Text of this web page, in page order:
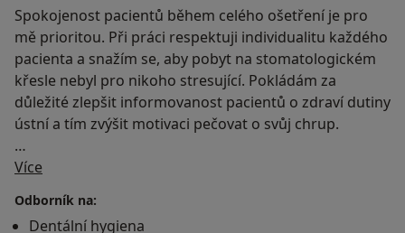
Spokojenost pacientů během celého ošetření je pro
mě prioritou. Při práci respektuji individualitu každého
pacienta a snažím se, aby pobyt na stomatologickém
křesle nebyl pro nikoho stresující. Pokládám za
důležité zlepšit informovanost pacientů o zdraví dutiny
ústní a tím zvýšit motivaci pečovat o svůj chrup.
Dentální hygienu jsem vystudovala na 3. lékařské
fakultě Univerzity Karlovy a od té doby se práci
dentální hygienistky věnuji na plný úvazek.
Více
Odborník na:
Dentální hygiena